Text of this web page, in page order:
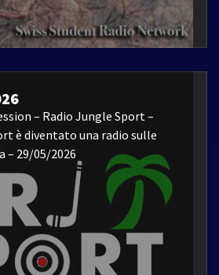
– Radio Jungle Sport –
è diventato una radio sulle
– 29/05/2026